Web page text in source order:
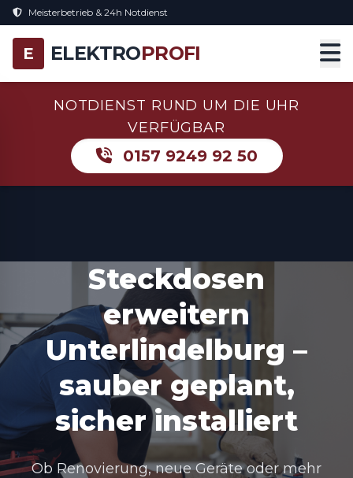
Meisterbetrieb & 24h Notdienst
E ELEKTROPROFI
NOTDIENST RUND UM DIE UHR
VERFÜGBAR
0157 9249 92 50
Steckdosen
erweitern
Unterlindelburg –
sauber geplant,
sicher installiert
Ob Renovierung, neue Geräte oder mehr